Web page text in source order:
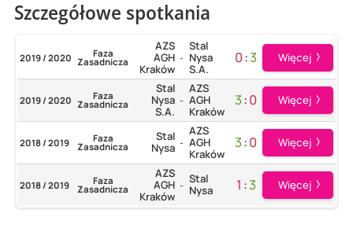
Szczegółowe spotkania
2019 / 2020 Faza
Zasadnicza
AZS
AGH
Kraków
-
Stal
Nysa
S.A.
0:3 Więcej
2019 / 2020 Faza
Zasadnicza
Stal
Nysa
S.A.
-
AZS
AGH
Kraków
3:0 Więcej
2018 / 2019 Faza
Zasadnicza
Stal
Nysa -
AZS
AGH
Kraków
3:0 Więcej
2018 / 2019 Faza
Zasadnicza
AZS
AGH
Kraków
- Stal
Nysa
1 :3 Więcej